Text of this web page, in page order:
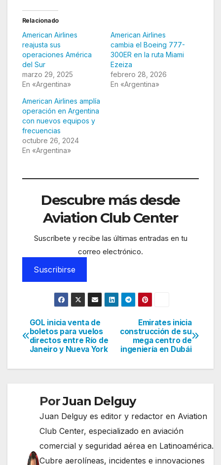
Relacionado
American Airlines
reajusta sus
operaciones América
del Sur
marzo 29, 2025
En «Argentina»
American Airlines
cambia el Boeing 777-
300ER en la ruta Miami
Ezeiza
febrero 28, 2026
En «Argentina»
American Airlines amplía
operación en Argentina
con nuevos equipos y
frecuencias
octubre 26, 2024
En «Argentina»
Descubre más desde
Aviation Club Center
Suscríbete y recibe las últimas entradas en tu
correo electrónico.
Suscribirse
Navegación
de
entradas
Emirates inicia
construcción de su
mega centro de
ingeniería en Dubái
GOL inicia venta de
boletos para vuelos
directos entre Río de
Janeiro y Nueva York
PorJuan Delguy
Juan Delguy es editor y redactor en Aviation
Club Center, especializado en aviación
comercial y seguridad aérea en Latinoamérica.
Cubre aerolíneas, incidentes e innovaciones